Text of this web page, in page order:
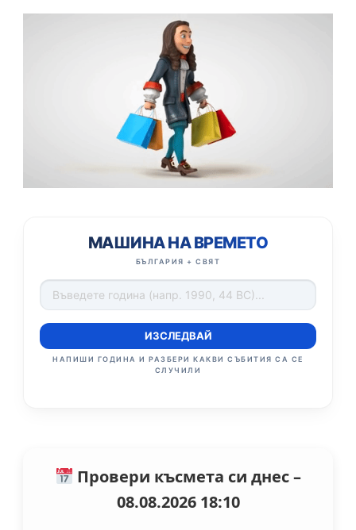
МАШИНА НА ВРЕМЕТО
БЪЛГАРИЯ + СВЯТ
ИЗСЛЕДВАЙ
НАПИШИ ГОДИНА И РАЗБЕРИ КАКВИ СЪБИТИЯ СА СЕ
СЛУЧИЛИ
Провери късмета си днес –
08.08.2026 18:10